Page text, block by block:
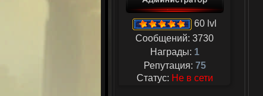
60 lvl
Сообщений: 3730
Награды: 1
Репутация: 75
Статус: Не в сети